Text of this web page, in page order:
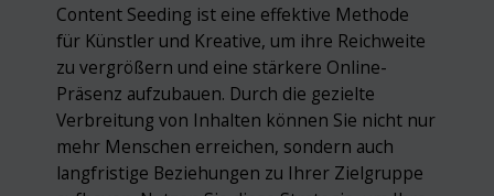
Content Seeding ist eine effektive Methode
für Künstler und Kreative, um ihre Reichweite
zu vergrößern und eine stärkere Online-
Präsenz aufzubauen. Durch die gezielte
Verbreitung von Inhalten können Sie nicht nur
mehr Menschen erreichen, sondern auch
langfristige Beziehungen zu Ihrer Zielgruppe